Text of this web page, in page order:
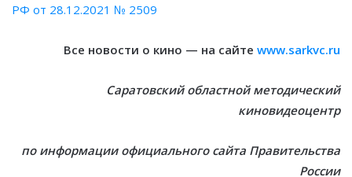
РФ от 28.12.2021 № 2509
Все новости о кино — на сайте www.sarkvc.ru
Саратовский областной методический
киновидеоцентр
по информации официального сайта Правительства
России